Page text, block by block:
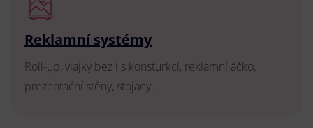
Reklamní systémy
Roll-up, vlajky bez i s konsturkcí, reklamní áčko,
prezentační stěny, stojany.